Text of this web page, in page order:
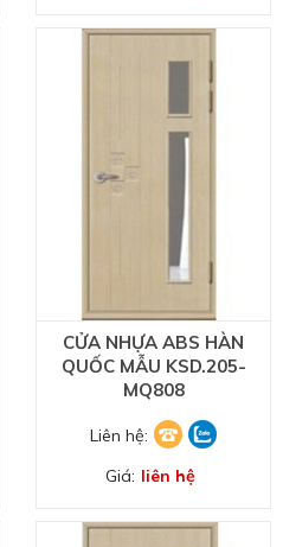
CỬA NHỰA ABS HÀN
QUỐC MẪU KSD.205-
MQ808
Liên hệ:
Giá: liên hệ